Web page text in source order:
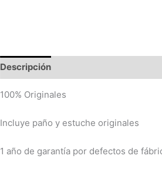
Descripción
100% Originales
Incluye paño y estuche originales
1 año de garantía por defectos de